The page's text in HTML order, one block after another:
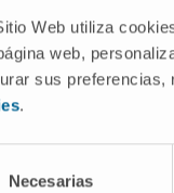
Web utiliza
web,
sus preferencias,
.
Necesarias
modalidades
"área
es la
términos
se prefiere